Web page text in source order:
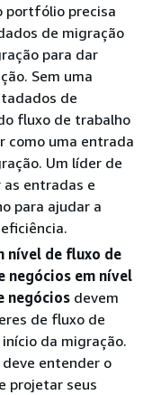
portfólio precisa
de migração
para dar
Sem uma
de
fluxo de trabalho
como uma entrada
Um líder de
entradas e
para ajudar a
nível de fluxo de
negócios em nível
negócios devem
de fluxo de
da migração.
entender o
projetar seus